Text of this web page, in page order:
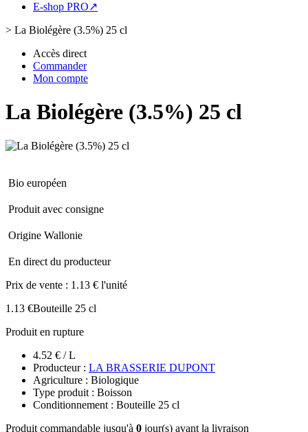
E-shop PRO↗
> La Biolégère (3.5%) 25 cl
Accès direct
Commander
Mon compte
La Biolégère (3.5%) 25 cl
Bio européen
Produit avec consigne
Origine Wallonie
En direct du producteur
Prix de vente : 1.13 € l'unité
1.13 €Bouteille 25 cl
Produit en rupture
4.52 € / L
Producteur : LA BRASSERIE DUPONT
Agriculture : Biologique
Type produit : Boisson
Conditionnement : Bouteille 25 cl
Produit commandable jusqu'à 0 jour(s) avant la livraison